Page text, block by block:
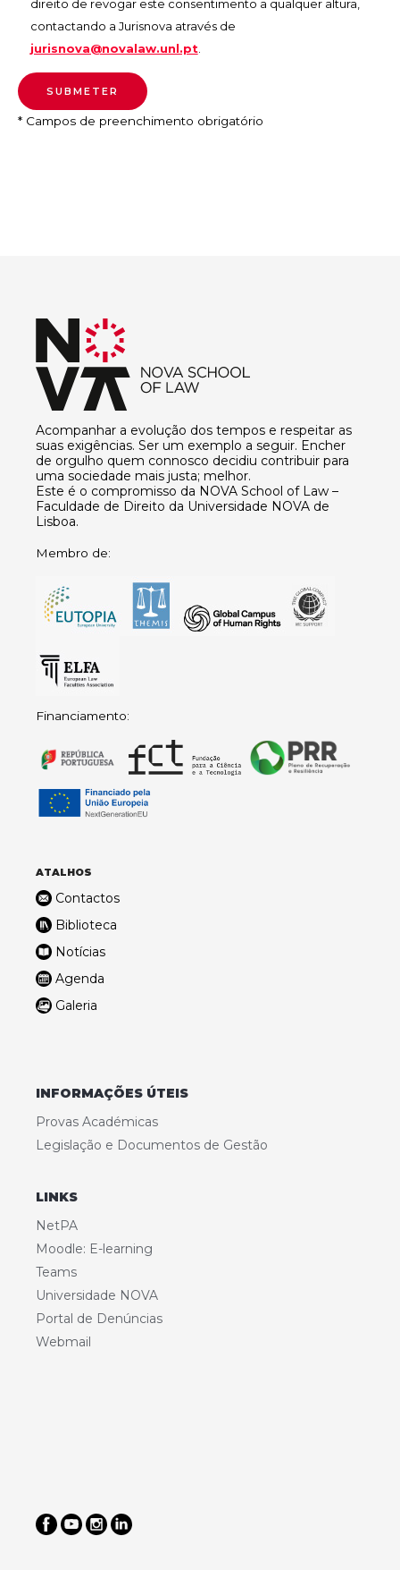
direito de revogar este consentimento a qualquer altura,
contactando a Jurisnova através de
jurisnova@novalaw.unl.pt.
* Campos de preenchimento obrigatório
Acompanhar a evolução dos tempos e respeitar as
suas exigências. Ser um exemplo a seguir. Encher
de orgulho quem connosco decidiu contribuir para
uma sociedade mais justa; melhor.
Este é o compromisso da NOVA School of Law –
Faculdade de Direito da Universidade NOVA de
Lisboa.
Membro de:
Financiamento:
ATALHOS
Contactos
Biblioteca
Notícias
Agenda
Galeria
INFORMAÇÕES ÚTEIS
Provas Académicas
Legislação e Documentos de Gestão
LINKS
NetPA
Moodle: E-learning
Teams
Universidade NOVA
Portal de Denúncias
Webmail